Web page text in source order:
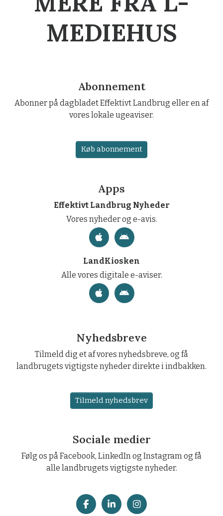
MEDIEHUS
Abonnement
Abonner på dagbladet Effektivt Landbrug eller en af
vores lokale ugeaviser.
Køb abonnement
Apps
Effektivt Landbrug Nyheder
Vores nyheder og e-avis.
LandKiosken
Alle vores digitale e-aviser.
Nyhedsbreve
Tilmeld dig et af vores nyhedsbreve, og få
landbrugets vigtigste nyheder direkte i indbakken.
Tilmeld nyhedsbrev
Sociale medier
Følg os på Facebook, LinkedIn og Instagram og få
alle landbrugets vigtigste nyheder.